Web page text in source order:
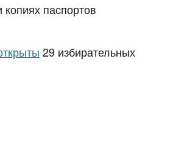
паспортов
29 избирательных